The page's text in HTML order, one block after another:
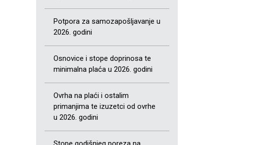
Potpora za samozapošljavanje u
2026. godini
Osnovice i stope doprinosa te
minimalna plaća u 2026. godini
Ovrha na plaći i ostalim
primanjima te izuzetci od ovrhe
u 2026. godini